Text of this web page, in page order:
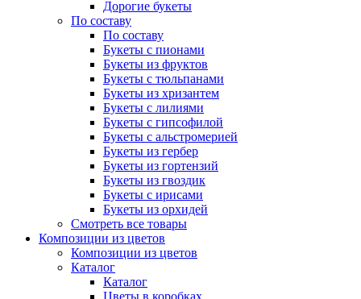
Дорогие букеты
По составу
По составу
Букеты с пионами
Букеты из фруктов
Букеты с тюльпанами
Букеты из хризантем
Букеты с лилиями
Букеты с гипсофилой
Букеты с альстромерией
Букеты из гербер
Букеты из гортензий
Букеты из гвоздик
Букеты с ирисами
Букеты из орхидей
Смотреть все товары
Композиции из цветов
Композиции из цветов
Каталог
Каталог